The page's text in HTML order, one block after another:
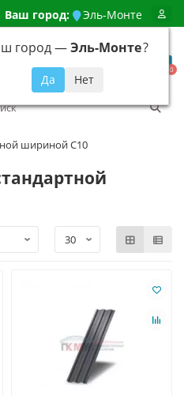
Ваш город: Эль-Монте
город —Эль-Монте?
92-94
0
шириной С10